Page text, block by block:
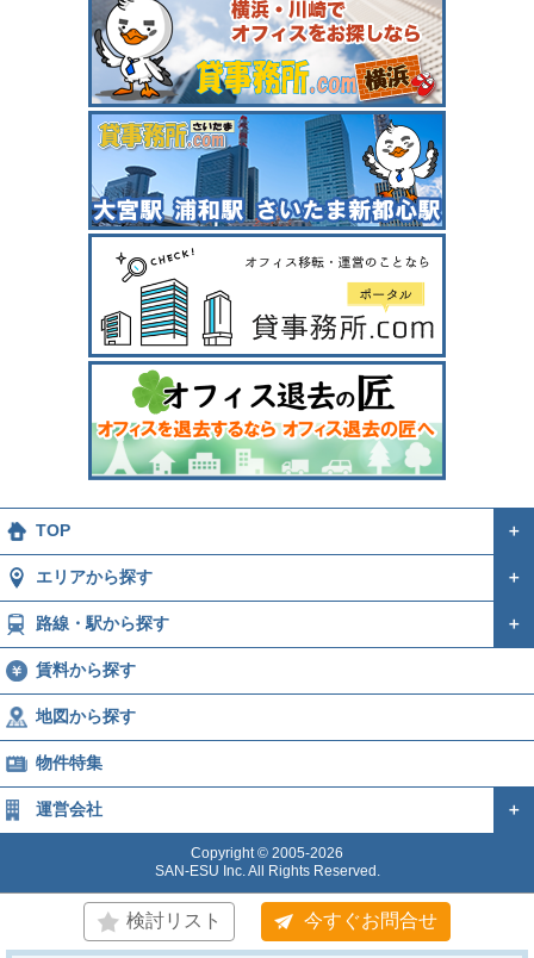
検討リスト 今すぐお問合せ
TOP ＋
エリアから探す ＋
路線・駅から探す ＋
賃料から探す
地図から探す
物件特集
運営会社 ＋
Copyright © 2005-2026
SAN-ESU Inc. All Rights Reserved.